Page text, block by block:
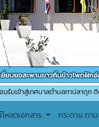
บาลตำบลทาปลาดุก ติดต่อสอบถาม
หลดเอกสาร กระดาน ถา